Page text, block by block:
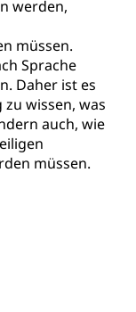
werden,
müssen.
Sprache
Daher ist es
wissen, was
auch, wie
müssen.